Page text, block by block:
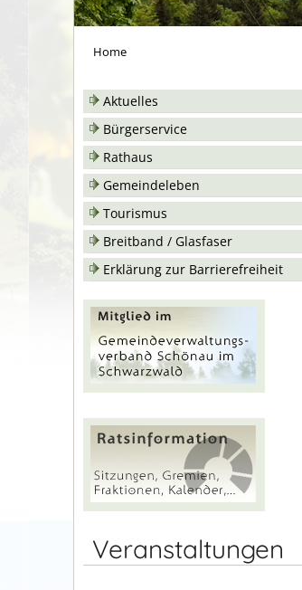
Home
Aktuelles
Bürgerservice
Rathaus
Gemeindeleben
Tourismus
Breitband / Glasfaser
Erklärung zur Barrierefreiheit
Veranstaltungen